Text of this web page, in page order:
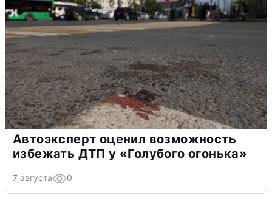
Автоэксперт оценил возможность
избежать ДТП у «Голубого огонька»
7 августа 0